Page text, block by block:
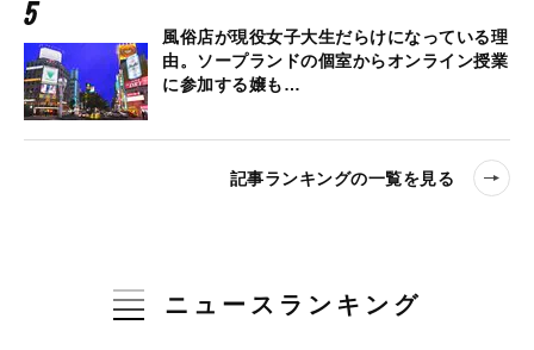
風俗店が現役女子大生だらけになっている理
由。ソープランドの個室からオンライン授業
に参加する嬢も…
記事ランキングの一覧を見る
ニュースランキング